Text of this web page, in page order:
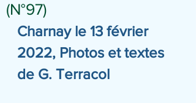
(N°97)
Charnay le 13 février
2022, Photos et textes
de G. Terracol